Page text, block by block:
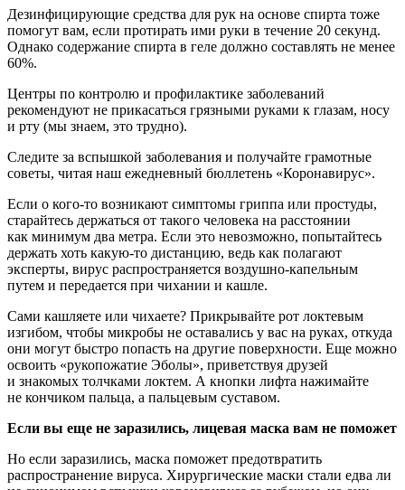
Дезинфицирующие средства для рук на основе спирта тоже
помогут вам, если протирать ими руки в течение 20 секунд.
Однако содержание спирта в геле должно составлять не менее
60%.
Центры по контролю и профилактике заболеваний
рекомендуют не прикасаться грязными руками к глазам, носу
и рту (мы знаем, это трудно).
Следите за вспышкой заболевания и получайте грамотные
советы, читая наш ежедневный бюллетень «Коронавирус».
Если о кого-то возникают симптомы гриппа или простуды,
старайтесь держаться от такого человека на расстоянии
как минимум два метра. Если это невозможно, попытайтесь
держать хоть какую-то дистанцию, ведь как полагают
эксперты, вирус распространяется воздушно-капельным
путем и передается при чихании и кашле.
Сами кашляете или чихаете? Прикрывайте рот локтевым
изгибом, чтобы микробы не оставались у вас на руках, откуда
они могут быстро попасть на другие поверхности. Еще можно
освоить «рукопожатие Эболы», приветствуя друзей
и знакомых толчками локтем. А кнопки лифта нажимайте
не кончиком пальца, а пальцевым суставом.
Если вы еще не заразились, лицевая маска вам не поможет
Но если заразились, маска поможет предотвратить
распространение вируса. Хирургические маски стали едва ли